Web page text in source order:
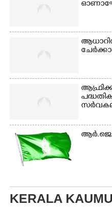
KERALA